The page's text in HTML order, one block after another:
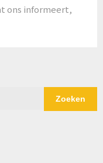
ons informeert,
Zoeken